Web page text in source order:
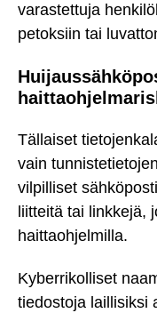
varastettuja
petoksiin tai
Tällaiset
vain
vilpilliset
liitteitä tai linkkejä,
haittaohjelmilla.
Kyberrikolliset
tiedostoja laillisiksi